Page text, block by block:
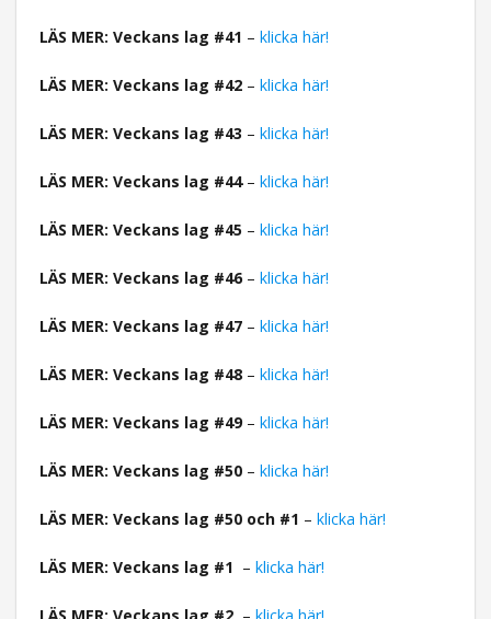
LÄS MER: Veckans lag #41 – klicka här!
LÄS MER: Veckans lag #42– klicka här!
LÄS MER: Veckans lag #43 – klicka här!
LÄS MER: Veckans lag #44– klicka här!
LÄS MER: Veckans lag #45 – klicka här!
LÄS MER: Veckans lag #46– klicka här!
LÄS MER: Veckans lag #47– klicka här!
LÄS MER: Veckans lag #48– klicka här!
LÄS MER: Veckans lag #49– klicka här!
LÄS MER: Veckans lag #50– klicka här!
LÄS MER: Veckans lag #50 och #1 – klicka här!
LÄS MER: Veckans lag #1 – klicka här!